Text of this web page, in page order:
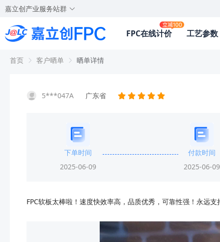
嘉立创产业服务站群
FPC在线计价 工艺参数
首页 客户晒单 晒单详情
5***047A 广东省
下单时间
2025-06-09
付款时间
2025-06-09
FPC软板太棒啦！速度快效率高，品质优秀，可靠性强！永远